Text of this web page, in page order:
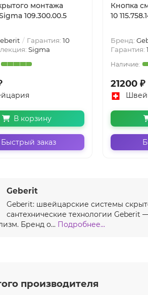
монтажа
109.300.00.5
Гарантия: 10
Sigma
В корзину
Быстрый заказ
Кнопка
10
Бренд:
Гарантия:
21200 ₽
Geberit
Geberit: швейцарские системы
сантехнические технологии Geberit
Бренд о... Подробнее...
производителя